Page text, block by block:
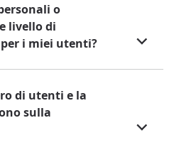
o
livello di
i miei utenti?
di utenti e la
sulla